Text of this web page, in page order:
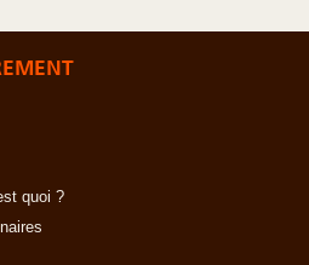
quoi ?